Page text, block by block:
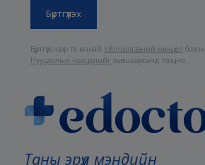
Таны эрүүл мэндийн
Бүртгүүлснээр та манайҮйлчилгээний нөхцөл болон
Нууцлалын нөхцөлийг зөвшөөрсөнд тооцно.